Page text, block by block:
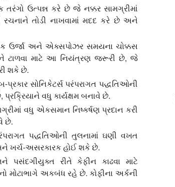
તરંગો ઉત્પન્ન કરે છે જે નક્કર સામગ્રીમાં
તોડી નાખવામાં મદદ કરે છે અને
ઉર્જા અને એક્સપોઝર સમયના ચોક્કસ
ટાળવા માટે આ નિયંત્રણ જરૂરી છે, જે
શકે છે.
સોનિકેટર્સ પરંપરાગત પદ્ધતિઓની
વધુ કાર્યક્ષમ બનાવે છે.
વધુ એકસમાન નિષ્કર્ષણ પ્રદાન કરી
છે.
પદ્ધતિઓની તુલનામાં ઘણી વખત
ખર્ચ-અસરકારક હોઈ શકે છે.
પસંદગીયુક્ત રીતે કેફીન કાઢવા માટે
અકબંધ રહે છે. કોફીના અર્કની